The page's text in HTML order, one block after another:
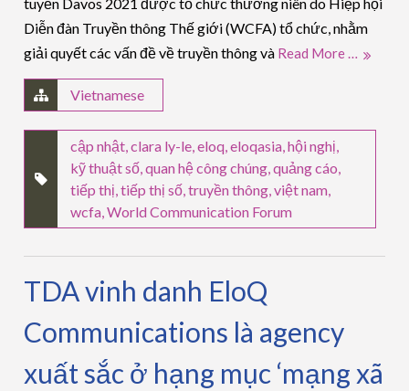
Diễn đàn Truyền thông Thế giới (WCFA) tổ chức, nhằm
giải quyết các vấn đề về truyền thông và Read More …
Vietnamese
cập nhật,clara ly-le,eloq,eloqasia,hội nghị,
kỹ thuật số,quan hệ công chúng,quảng cáo,
tiếp thị,tiếp thị số,truyền thông,việt nam,
wcfa,World Communication Forum
TDA vinh danh EloQ
Communications là agency
xuất sắc ở hạng mục ‘mạng xã